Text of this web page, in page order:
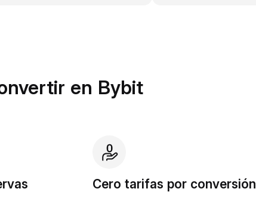
en Bybit
Cero tarifas por conversión